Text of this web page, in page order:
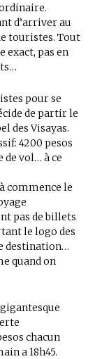
d’arriver au
touristes. Tout
exact, pas en
pour se
de partir le
des Visayas.
4200 pesos
de vol… à ce
commence le
pas de billets
le logo des
destination…
quand on
chacun
a 18h45.